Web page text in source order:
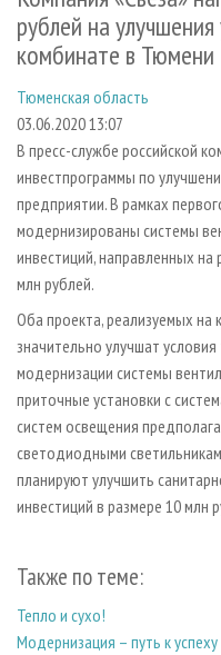
ДЕРЕВООБРАБОТКА
СУШКА ДРЕВЕСИНЫ
ПРОИЗВОДСТВО
ДЕРЕВЯННОЕ
ПРОИЗВОДСТВО
БИОЭНЕРГЕТИКА
ЦБП
ИНСТРУМЕНТ И
НОВОСТИ КОМПАНИЙ
ЛЕСНЫЕ РЕГИОНЫ
ПЕРСОНЫ
МОБИЛЬНЫЕ ВЫСТАВКИ
ОФИЦИАЛЬНЫЕ
ПРИОРИТЕТНЫЕ
RUSSIAN FORESTRY
ГАЗЕТА
БИБЛИОТЕКА
СТАТЬИ
ПОДПИСКА
КОНТАКТЫ
РЕКЛАМОДАТЕЛЯМ
РЕКЛАМА
РЕКЛАМА НА САЙТЕ
рублей на
комбинате в Тюмени
Тюменская область
03.06.2020 13:07
В пресс-службе российской
инвестпрограммы по
предприятии. В рамках
модернизированы системы
инвестиций, направленных
млн рублей.
Оба проекта, реализуемых
значительно улучшат
модернизации системы
приточные установки с
систем освещения
светодиодными
планируют улучшить
инвестиций в размере 10 млн
Также по теме:
Тепло и сухо!
Модернизация – путь к успеху